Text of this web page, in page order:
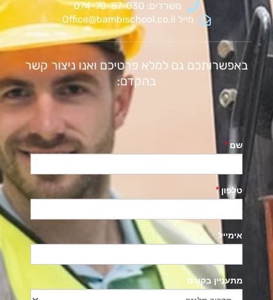
משרדים: 074-70-87-030
מייל Office@bambischool.co.il
באפשרותכם גם למלא פרטיכם ואנו ניצור קשר
בהקדם: